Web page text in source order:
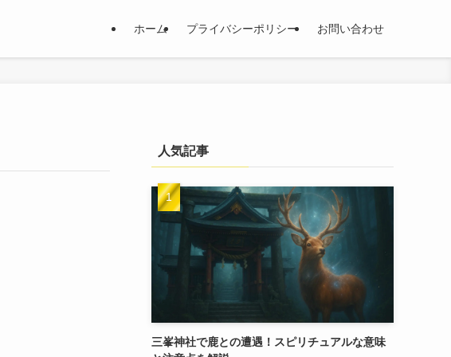
ホーム プライバシーポリシー お問い合わせ
人気記事
三峯神社で鹿との遭遇！スピリチュアルな意味